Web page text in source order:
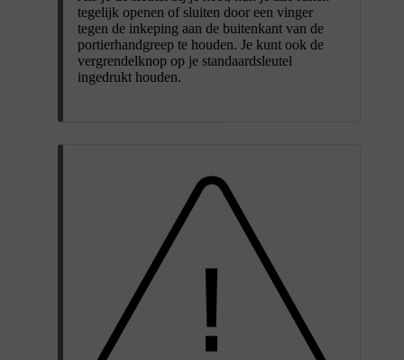
tegelijk openen of sluiten door een vinger
tegen de inkeping aan de buitenkant van de
portierhandgreep te houden. Je kunt ook de
vergrendelknop op je standaardsleutel
ingedrukt houden.